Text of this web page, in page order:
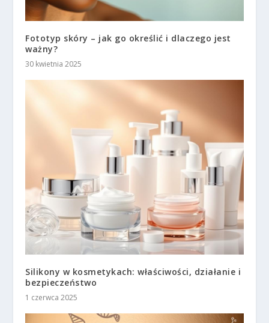
Fototyp skóry – jak go określić i dlaczego jest
ważny?
30 kwietnia 2025
Silikony w kosmetykach: właściwości, działanie i
bezpieczeństwo
1 czerwca 2025